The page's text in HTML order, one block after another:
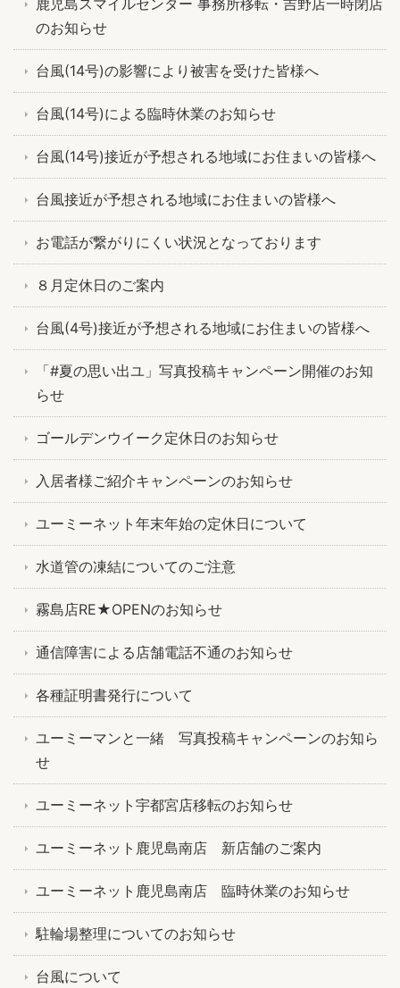
鹿児島スマイルセンター 事務所移転・吉野店一時閉店
のお知らせ
台風(14号)の影響により被害を受けた皆様へ
台風(14号)による臨時休業のお知らせ
台風(14号)接近が予想される地域にお住まいの皆様へ
台風接近が予想される地域にお住まいの皆様へ
お電話が繋がりにくい状況となっております
８月定休日のご案内
台風(4号)接近が予想される地域にお住まいの皆様へ
「#夏の思い出ユ」写真投稿キャンペーン開催のお知
らせ
ゴールデンウイーク定休日のお知らせ
入居者様ご紹介キャンペーンのお知らせ
ユーミーネット年末年始の定休日について
水道管の凍結についてのご注意
霧島店RE★OPENのお知らせ
通信障害による店舗電話不通のお知らせ
各種証明書発行について
ユーミーマンと一緒 写真投稿キャンペーンのお知ら
せ
ユーミーネット宇都宮店移転のお知らせ
ユーミーネット鹿児島南店 新店舗のご案内
ユーミーネット鹿児島南店 臨時休業のお知らせ
駐輪場整理についてのお知らせ
台風について